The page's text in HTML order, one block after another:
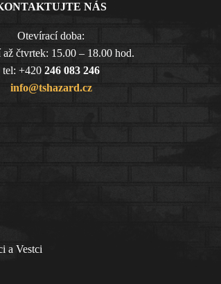
NÁS
Otevírací doba:
až čtvrtek: 15.00 – 18.00 hod.
tel: +420 246 083 246
info@tshazard.cz
a Vestci